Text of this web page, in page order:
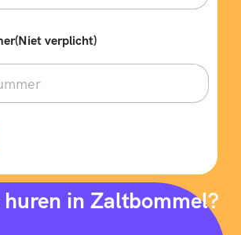
verplicht)
in Zaltbommel?